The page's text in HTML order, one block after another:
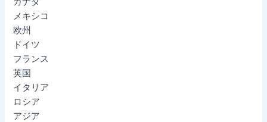
メキシコ
欧州
ドイツ
フランス
英国
イタリア
ロシア
アジア